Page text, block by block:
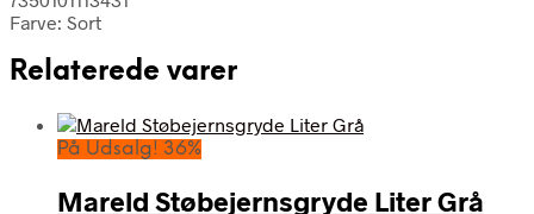
Farve: Sort
Relaterede varer
På Udsalg! 36%
Mareld Støbejernsgryde Liter Grå